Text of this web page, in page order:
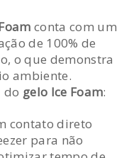
conta com um
de 100% de
o que demonstra
ambiente.
do gelo Ice Foam:
contato direto
para não